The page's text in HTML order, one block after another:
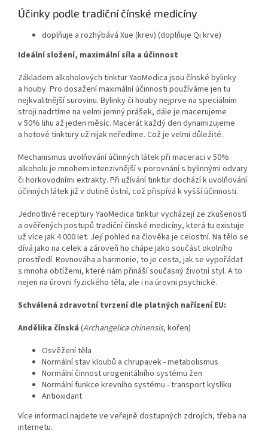
Účinky podle tradiční čínské medicíny
doplňuje a rozhýbává Xue (krev) (doplňuje Qi krve)
Ideální složení, maximální síla a účinnost
Základem alkoholových tinktur YaoMedica jsou čínské bylinky
a houby. Pro dosažení maximální účinnosti používáme jen tu
nejkvalitnější surovinu. Bylinky či houby nejprve na speciálním
stroji nadrtíme na velmi jemný prášek, dále je macerujeme
v 50% lihu až jeden měsíc. Macerát každý den dynamizujeme
a hotové tinktury už nijak neředíme. Což je velmi důležité.
Mechanismus uvolňování účinných látek při maceraci v 50%
alkoholu je mnohem intenzivnější v porovnání s bylinnými odvary
či horkovodními extrakty. Při užívání tinktur dochází k uvolňování
účinných látek již v dutině ústní, což přispívá k vyšší účinnosti.
Jednotlivé receptury YaoMedica tinktur vycházejí ze zkušeností
a ověřených postupů tradiční čínské medicíny, která tu existuje
už více jak 4 000 let. Její pohled na člověka je celostní. Na tělo se
dívá jako na celek a zároveň ho chápe jako součást okolního
prostředí. Rovnováha a harmonie, to je cesta, jak se vypořádat
s mnoha obtížemi, které nám přináší současný životní styl. A to
nejen na úrovni fyzického těla, ale i na úrovni psychické.
Schválená zdravotní tvrzení dle platných nařízení EU:
Andělika čínská (Archangelica chinensis, kořen)
Osvěžení těla
Normální stav kloubů a chrupavek - metabolismus
Normální činnost urogenitálního systému žen
Normální funkce krevního systému - transport kyslíku
Antioxidant
Více informací najdete ve veřejně dostupných zdrojích, třeba na
internetu.